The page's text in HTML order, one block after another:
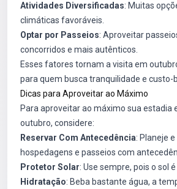
Atividades Diversificadas: Muitas
climáticas favoráveis.
Optar por Passeios: Aproveitar
concorridos e mais autênticos.
Esses fatores tornam a visita em
para quem busca tranquilidade e custo-
Dicas para Aproveitar ao Máximo
Para aproveitar ao máximo sua estadia
outubro, considere:
Reservar Com Antecedência: Planeje
hospedagens e passeios com
Protetor Solar: Use sempre, pois o sol
Hidratação: Beba bastante água, a